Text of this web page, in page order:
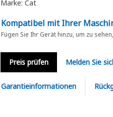
Marke: Cat
Kompatibel mit Ihrer
Fügen Sie Ihr Gerät hinzu, um zu
Preis prüfen Melden Sie
Garantieinformationen